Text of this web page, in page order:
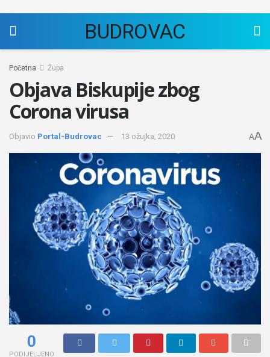
BUDROVAC
Početna Župa
Objava Biskupije zbog
Corona virusa
Objavio Portal-Budrovac 13 ožujka, 2020 AA
0
PODIJELJENO